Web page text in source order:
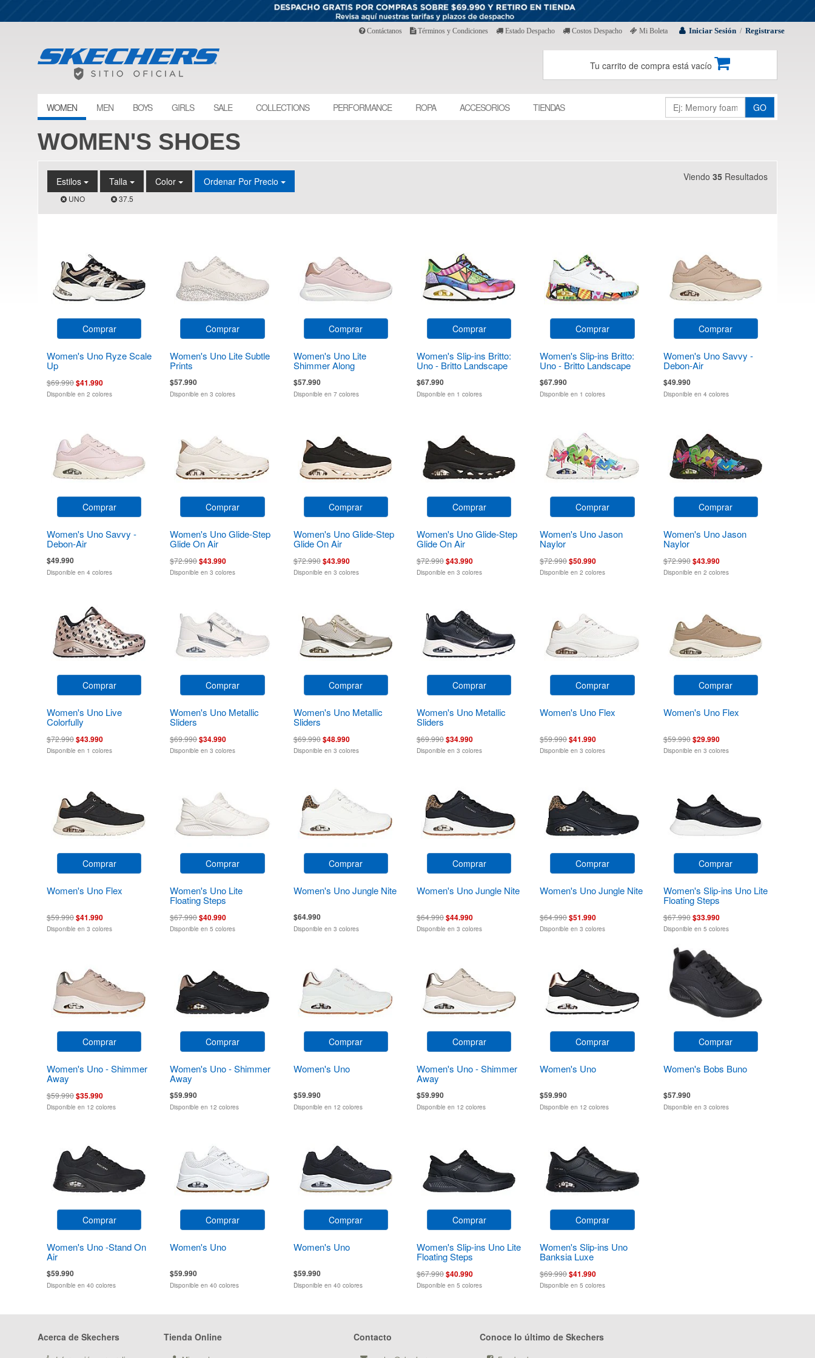
Iniciar Sesión / Registrarse
Contáctanos Términos y Condiciones Estado Despacho Costos Despacho Mi Boleta
Tu carrito de compra está vacío
WOMEN MEN BOYS GIRLS SALE COLLECTIONS PERFORMANCE ROPA ACCESORIOS TIENDAS GO
WOMEN'S SHOES
Estilos
UNO
Talla
37.5
Color Ordenar Por Precio Viendo 35 Resultados
Comprar
Women's Uno Ryze Scale
Up
$69.990$41.990
Disponible en 2 colores
Comprar
Women's Uno Lite Subtle
Prints
$57.990
Disponible en 3 colores
Comprar
Women's Uno Lite
Shimmer Along
$57.990
Disponible en 7 colores
Comprar
Women's Slip-ins Britto:
Uno - Britto Landscape
$67.990
Disponible en 1 colores
Comprar
Women's Slip-ins Britto:
Uno - Britto Landscape
$67.990
Disponible en 1 colores
Comprar
Women's Uno Savvy -
Debon-Air
$49.990
Disponible en 4 colores
Comprar
Women's Uno Savvy -
Debon-Air
$49.990
Disponible en 4 colores
Comprar
Women's Uno Glide-Step
Glide On Air
$72.990$43.990
Disponible en 3 colores
Comprar
Women's Uno Glide-Step
Glide On Air
$72.990$43.990
Disponible en 3 colores
Comprar
Women's Uno Glide-Step
Glide On Air
$72.990$43.990
Disponible en 3 colores
Comprar
Women's Uno Jason
Naylor
$72.990$50.990
Disponible en 2 colores
Comprar
Women's Uno Jason
Naylor
$72.990$43.990
Disponible en 2 colores
Comprar
Women's Uno Live
Colorfully
$72.990$43.990
Disponible en 1 colores
Comprar
Women's Uno Metallic
Sliders
$69.990$34.990
Disponible en 3 colores
Comprar
Women's Uno Metallic
Sliders
$69.990$48.990
Disponible en 3 colores
Comprar
Women's Uno Metallic
Sliders
$69.990$34.990
Disponible en 3 colores
Comprar
Women's Uno Flex
$59.990$41.990
Disponible en 3 colores
Comprar
Women's Uno Flex
$59.990$29.990
Disponible en 3 colores
Comprar
Women's Uno Flex
$59.990$41.990
Disponible en 3 colores
Comprar
Women's Uno Lite
Floating Steps
$67.990$40.990
Disponible en 5 colores
Comprar
Women's Uno Jungle Nite
$64.990
Disponible en 3 colores
Comprar
Women's Uno Jungle Nite
$64.990$44.990
Disponible en 3 colores
Comprar
Women's Uno Jungle Nite
$64.990$51.990
Disponible en 3 colores
Comprar
Women's Slip-ins Uno Lite
Floating Steps
$67.990$33.990
Disponible en 5 colores
Comprar
Women's Uno - Shimmer
Away
$59.990$35.990
Disponible en 12 colores
Comprar
Women's Uno - Shimmer
Away
$59.990
Disponible en 12 colores
Comprar
Women's Uno
$59.990
Disponible en 12 colores
Comprar
Women's Uno - Shimmer
Away
$59.990
Disponible en 12 colores
Comprar
Women's Uno
$59.990
Disponible en 12 colores
Comprar
Women's Bobs Buno
$57.990
Disponible en 3 colores
Comprar
Women's Uno -Stand On
Air
$59.990
Disponible en 40 colores
Comprar
Women's Uno
$59.990
Disponible en 40 colores
Comprar
Women's Uno
$59.990
Disponible en 40 colores
Comprar
Women's Slip-ins Uno Lite
Floating Steps
$67.990$40.990
Disponible en 5 colores
Comprar
Women's Slip-ins Uno
Banksia Luxe
$69.990$41.990
Disponible en 5 colores
Acerca de Skechers Tienda Online Contacto Conoce lo último de Skechers